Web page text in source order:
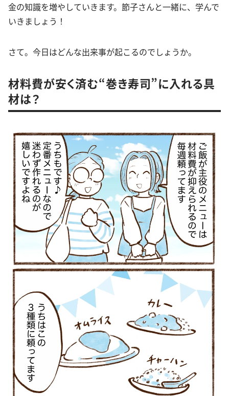
金の知識を増やしていきます。節子さんと一緒に、学んで
いきましょう！
さて。今日はどんな出来事が起こるのでしょうか。
材料費が安く済む“巻き寿司”に入れる具
材は？